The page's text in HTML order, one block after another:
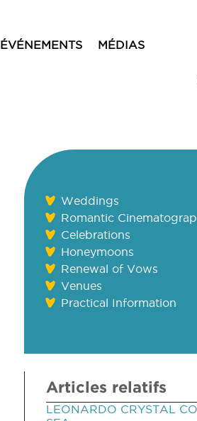
ÉVÉNEMENTS MÉDIAS
Weddings
Romantic
Celebrations
Honeymoons
Renewal of Vows
Venues
Practical Information
Articles relatifs
LEONARDO CRYSTAL